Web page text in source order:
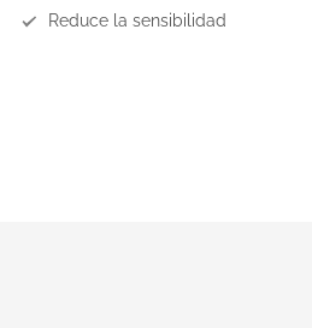
Reduce la sensibilidad